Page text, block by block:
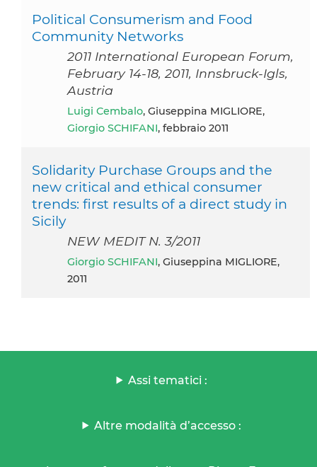
Political Consumerism and Food
Community Networks
2011 International European Forum,
February 14-18, 2011, Innsbruck-Igls,
Austria
Luigi Cembalo, Giuseppina MIGLIORE,
Giorgio SCHIFANI, febbraio 2011
Solidarity Purchase Groups and the
new critical and ethical consumer
trends: first results of a direct study in
Sicily
NEW MEDIT N. 3/2011
Giorgio SCHIFANI, Giuseppina MIGLIORE,
2011
Assi tematici :
Altre modalità d’accesso :